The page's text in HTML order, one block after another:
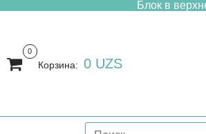
Блок в
0
Корзина: 0 UZS